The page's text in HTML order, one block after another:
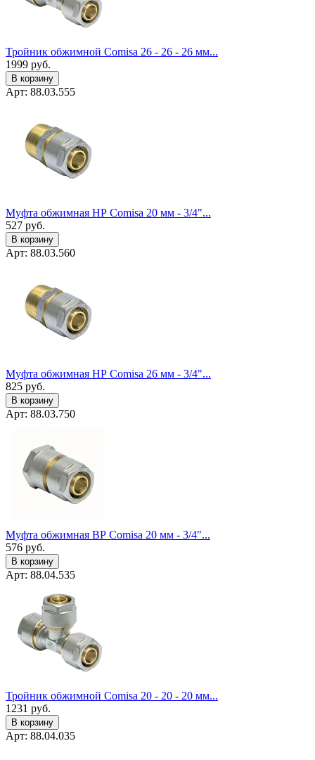
Тройник обжимной Comisa 26 - 26 - 26 мм...
1999 руб.
В корзину
Арт: 88.03.555
Муфта обжимная НР Comisa 20 мм - 3/4"...
527 руб.
В корзину
Арт: 88.03.560
Муфта обжимная НР Comisa 26 мм - 3/4"...
825 руб.
В корзину
Арт: 88.03.750
Муфта обжимная ВР Comisa 20 мм - 3/4"...
576 руб.
В корзину
Арт: 88.04.535
Тройник обжимной Comisa 20 - 20 - 20 мм...
1231 руб.
В корзину
Арт: 88.04.035